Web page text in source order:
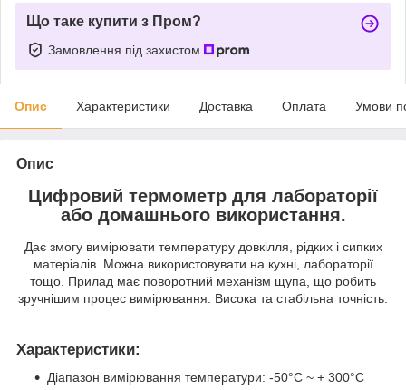
Що таке купити з Пром?
Замовлення під захистом
Опис Характеристики Доставка Оплата Умови
Опис
Цифровий термометр для лабораторії
або домашнього використання.
Дає змогу вимірювати температуру довкілля, рідких і сипких
матеріалів. Можна використовувати на кухні, лабораторії
тощо. Прилад має поворотний механізм щупа, що робить
зручнішим процес вимірювання. Висока та стабільна точність.
Характеристики:
Діапазон вимірювання температури: -50°С ~ + 300°С